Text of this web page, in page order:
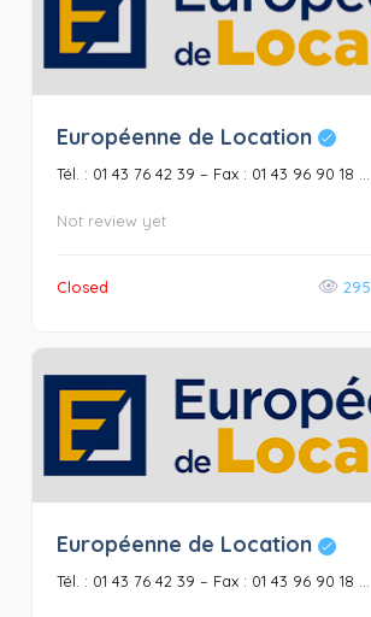
Européenne de Location
Tél. : 01 43 76 42 39 – Fax : 01 43 96 90 18 ...
Not review yet
Closed 295
Européenne de Location
Tél. : 01 43 76 42 39 – Fax : 01 43 96 90 18 ...